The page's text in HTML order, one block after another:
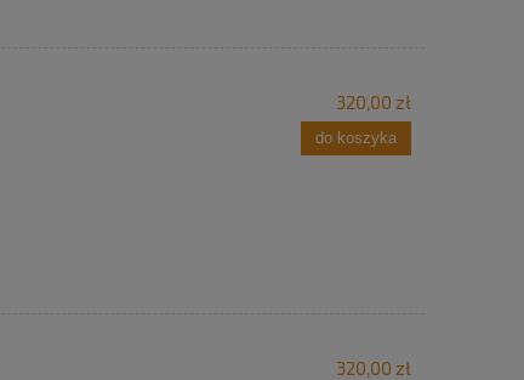
320,00 zł
do koszyka
320,00 zł